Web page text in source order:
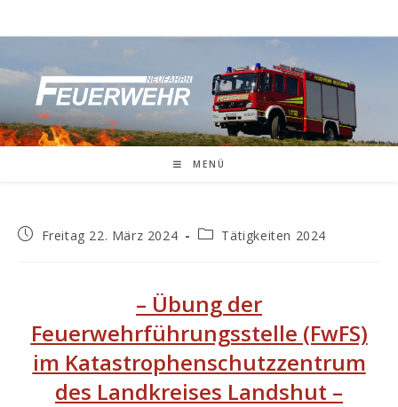
MENÜ
Freitag 22. März 2024 Tätigkeiten 2024
– Übung der
Feuerwehrführungsstelle (FwFS)
im Katastrophenschutzzentrum
des Landkreises Landshut –